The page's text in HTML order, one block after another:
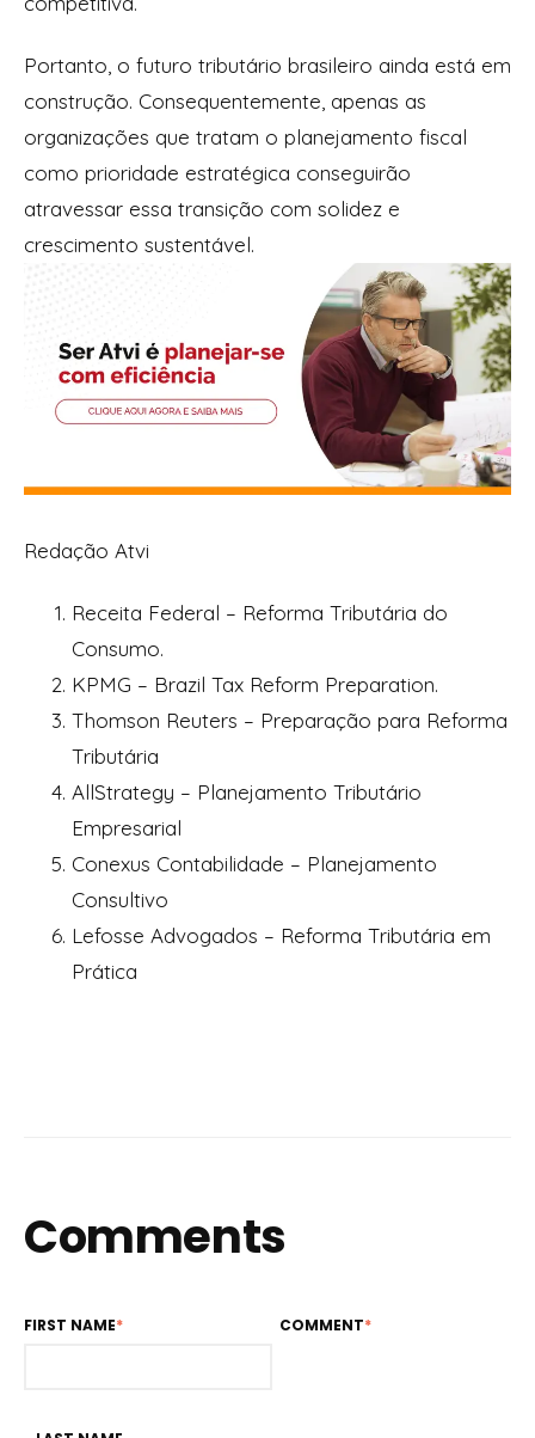
Portanto, o futuro tributário brasileiro ainda está em
construção. Consequentemente, apenas as
organizações que tratam o planejamento fiscal
como prioridade estratégica conseguirão
atravessar essa transição com solidez e
crescimento sustentável.
Redação Atvi
Receita Federal – Reforma Tributária do
Consumo.
KPMG – Brazil Tax Reform Preparation.
Thomson Reuters – Preparação para Reforma
Tributária
AllStrategy – Planejamento Tributário
Empresarial
Conexus Contabilidade – Planejamento
Consultivo
Lefosse Advogados – Reforma Tributária em
Prática
Comments
FIRST NAME* COMMENT*